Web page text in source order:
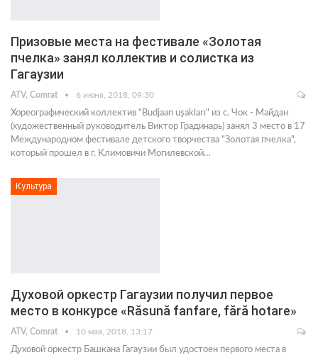
Призовые места на фестивале «Золотая
пчелка» занял коллектив и солистка из
Гагаузии
ATV, Comrat 6 июня, 2018, 09:30
Хореографический коллектив "Budjaan uşaklarɪ" из с. Чок - Майдан
(художественный руководитель Виктор Градинарь) занял 3 место в 17
Международном фестивале детского творчества "Золотая пчелка",
который прошел в г. Климовичи Могилевской…
Культура
Духовой оркестр Гагаузии получил первое
место в конкурсе «Răsună fanfare, fără hotare»
ATV, Comrat 10 мая, 2018, 13:17
Духовой оркестр Башкана Гагаузии был удостоен первого места в